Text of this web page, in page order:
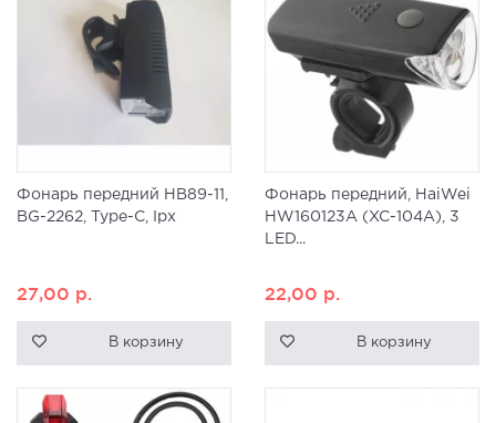
Фонарь передний HB89-11,
BG-2262, Type-C, Ipx
27,00 р.
В корзину
Фонарь передний, HaiWei
HW160123A (XC-104A), 3
LED...
22,00 р.
В корзину